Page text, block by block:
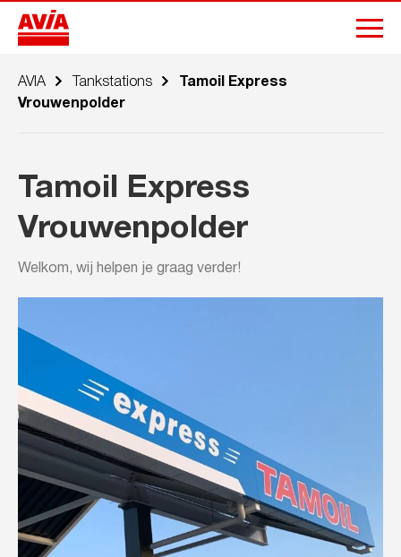
AVIA Tankstations
Tamoil Express
Vrouwenpolder
Tamoil Express
Vrouwenpolder
Welkom, wij helpen je graag verder!